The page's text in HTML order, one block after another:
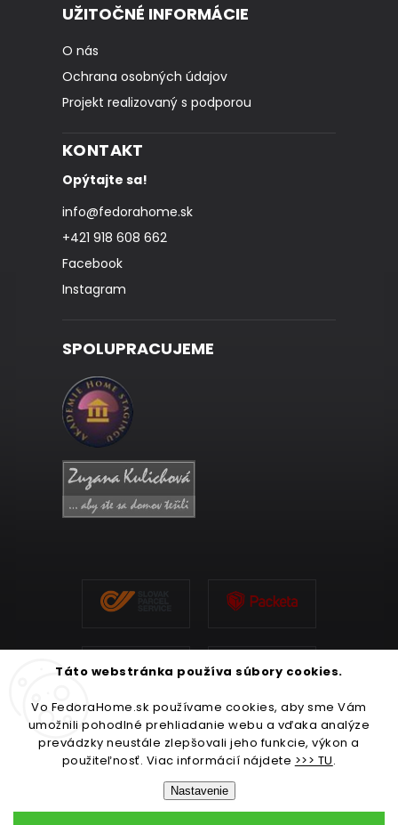
Táto webstránka používa súbory cookies.
Vo FedoraHome.sk používame cookies, aby sme Vám
umožnili pohodlné prehliadanie webu a vďaka analýze
prevádzky neustále zlepšovali jeho funkcie, výkon a
použiteľnosť. Viac informácií nájdete >>> TU.
Nastavenie
UŽITOČNÉ INFORMÁCIE
O nás
Ochrana osobných údajov
Projekt realizovaný s podporou
KONTAKT
Opýtajte sa!
info@fedorahome.sk
+421 918 608 662
Facebook
Instagram
SPOLUPRACUJEME